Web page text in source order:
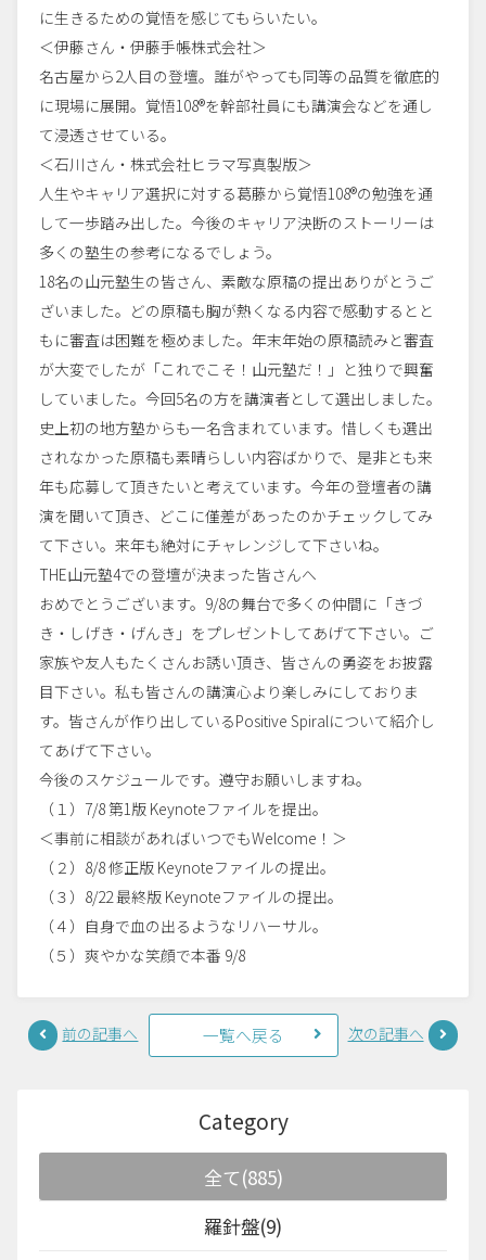
に生きるための覚悟を感じてもらいたい。
＜伊藤さん・伊藤手帳株式会社＞
名古屋から2人目の登壇。誰がやっても同等の品質を徹底的
に現場に展開。覚悟108®を幹部社員にも講演会などを通し
て浸透させている。
＜石川さん・株式会社ヒラマ写真製版＞
人生やキャリア選択に対する葛藤から覚悟108®の勉強を通
して一歩踏み出した。今後のキャリア決断のストーリーは
多くの塾生の参考になるでしょう。
18名の山元塾生の皆さん、素敵な原稿の提出ありがとうご
ざいました。どの原稿も胸が熱くなる内容で感動するとと
もに審査は困難を極めました。年末年始の原稿読みと審査
が大変でしたが「これでこそ！山元塾だ！」と独りで興奮
していました。今回5名の方を講演者として選出しました。
史上初の地方塾からも一名含まれています。惜しくも選出
されなかった原稿も素晴らしい内容ばかりで、是非とも来
年も応募して頂きたいと考えています。今年の登壇者の講
演を聞いて頂き、どこに僅差があったのかチェックしてみ
て下さい。来年も絶対にチャレンジして下さいね。
THE山元塾4での登壇が決まった皆さんへ
おめでとうございます。9/8の舞台で多くの仲間に「きづ
き・しげき・げんき」をプレゼントしてあげて下さい。ご
家族や友人もたくさんお誘い頂き、皆さんの勇姿をお披露
目下さい。私も皆さんの講演心より楽しみにしておりま
す。皆さんが作り出しているPositive Spiralについて紹介し
てあげて下さい。
今後のスケジュールです。遵守お願いしますね。
（１）7/8 第1版 Keynoteファイルを提出。
＜事前に相談があればいつでもWelcome！＞
（２）8/8 修正版 Keynoteファイルの提出。
（３）8/22 最終版 Keynoteファイルの提出。
（４）自身で血の出るようなリハーサル。
（５）爽やかな笑顔で本番 9/8
前の記事へ 一覧へ戻る 次の記事へ
Category
全て(885)
羅針盤(9)